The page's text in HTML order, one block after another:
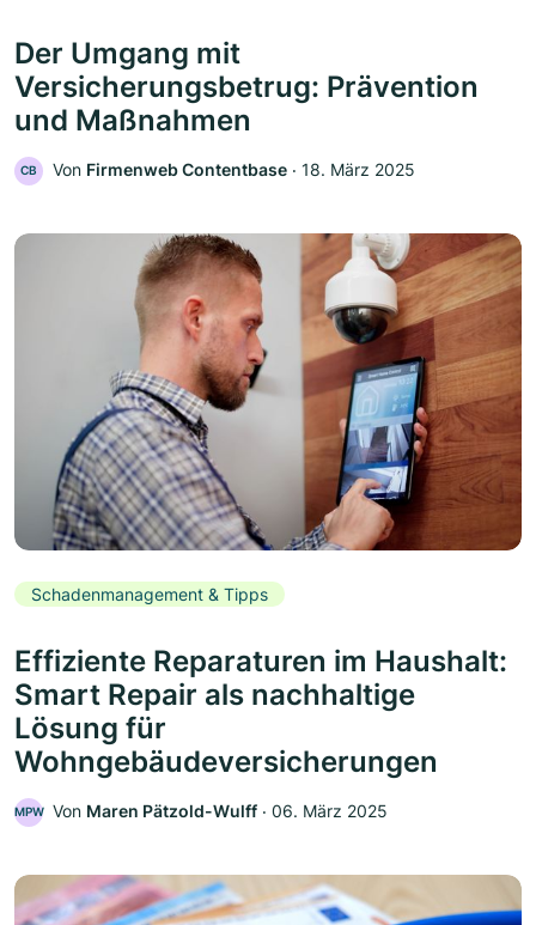
Der Umgang mit
Versicherungsbetrug: Prävention
und Maßnahmen
CB Von Firmenweb Contentbase ‧ 18. März 2025
Schadenmanagement & Tipps
Effiziente Reparaturen im Haushalt:
Smart Repair als nachhaltige
Lösung für
Wohngebäudeversicherungen
MPW Von Maren Pätzold-Wulff ‧ 06. März 2025